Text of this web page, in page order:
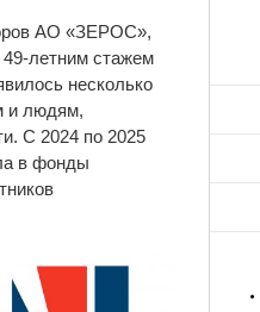
АО «ЗЕРОС»,
летним стажем
несколько
и людям,
С 2024 по 2025
в фонды